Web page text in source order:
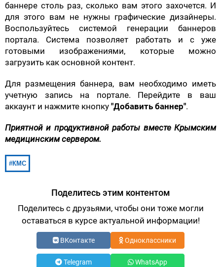
баннере столь раз, сколько вам этого захочется. И
для этого вам не нужны графические дизайнеры.
Воспользуйтесь системой генерации баннеров
портала. Система позволяет работать и с уже
готовыми изображениями, которые можно
загрузить как основной контент.
Для размещения баннера, вам необходимо иметь
учетную запись на портале. Перейдите в ваш
аккаунт и нажмите кнопку "Добавить баннер".
Приятной и продуктивной работы вместе Крымским
медицинским сервером.
КМС
Поделитесь этим контентом
Поделитесь с друзьями, чтобы они тоже могли
оставаться в курсе актуальной информации!
ВКонтакте Одноклассники
Telegram WhatsApp